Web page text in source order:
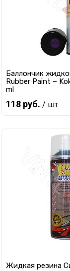
Баллончик
Rubber Paint –
ml
118 руб. / шт
Купить в 1 клик
В избранное
Жидкая резина